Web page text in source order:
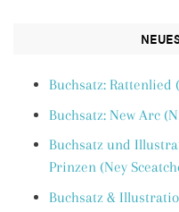
Buchsatz:
Buchsatz: New Arc
Buchsatz und
Prinzen (Ney
Buchsatz &